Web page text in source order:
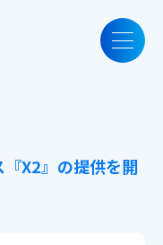
X2』の提供を開